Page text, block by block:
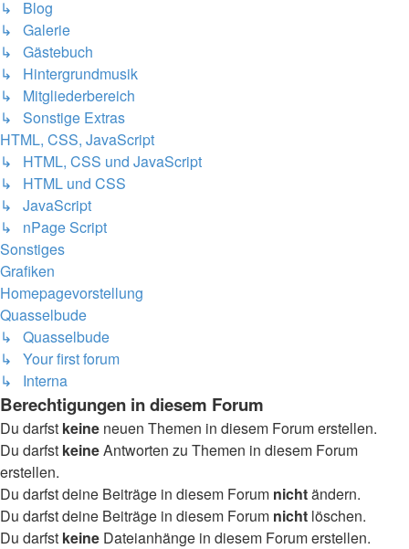
↳ Blog
↳ Galerie
↳ Gästebuch
↳ Hintergrundmusik
↳ Mitgliederbereich
↳ Sonstige Extras
HTML, CSS, JavaScript
↳ HTML, CSS und JavaScript
↳ HTML und CSS
↳ JavaScript
↳ nPage Script
Sonstiges
Grafiken
Homepagevorstellung
Quasselbude
↳ Quasselbude
↳ Your first forum
↳ Interna
Berechtigungen in diesem Forum
Du darfst keine neuen Themen in diesem Forum erstellen.
Du darfst keineAntworten zu Themen in diesem Forum
erstellen.
Du darfst deine Beiträge in diesem Forum nichtändern.
Du darfst deine Beiträge in diesem Forum nicht löschen.
Du darfst keine Dateianhänge in diesem Forum erstellen.